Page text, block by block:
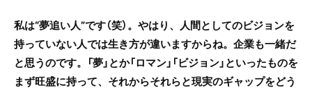
私は“夢追い人”です（笑）。やはり、人間としてのビジョンを
持っていない人では生き方が違いますからね。企業も一緒だ
と思うのです。「夢」とか「ロマン」「ビジョン」といったものを
まず旺盛に持って、それからそれらと現実のギャップをどう